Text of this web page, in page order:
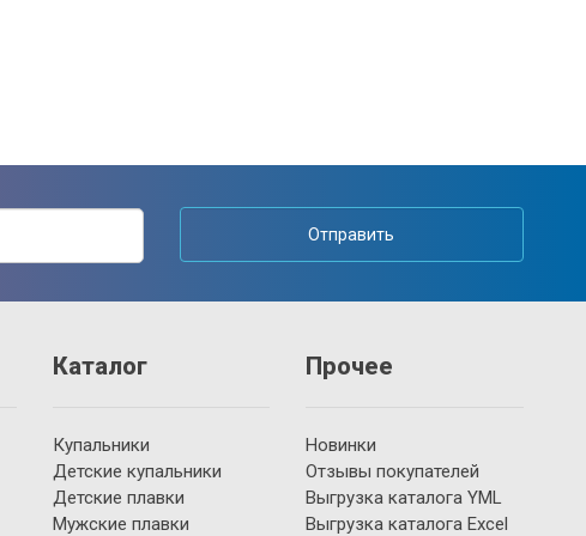
Отправить
Каталог
Купальники
Детские купальники
Детские плавки
Мужские плавки
Прочее
Новинки
Отзывы покупателей
Выгрузка каталога YML
Выгрузка каталога Excel